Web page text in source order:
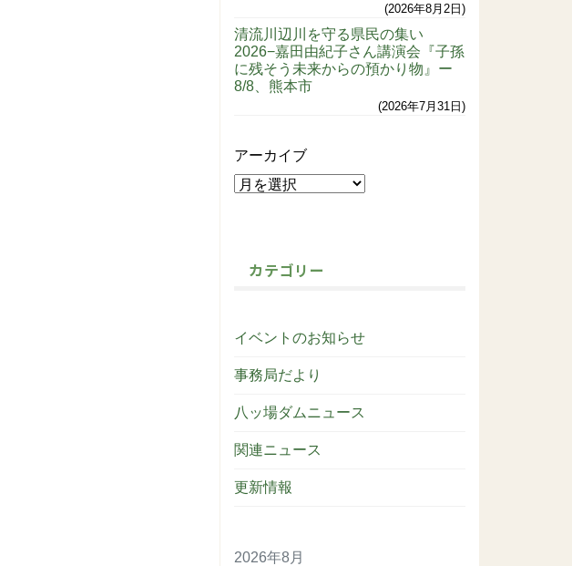
2026年8月2日
清流川辺川を守る県民の集い
2026−嘉田由紀子さん講演会『子孫
に残そう未来からの預かり物』ー
8/8、熊本市
2026年7月31日
アーカイブ
カテゴリー
イベントのお知らせ
事務局だより
八ッ場ダムニュース
関連ニュース
更新情報
2026年8月